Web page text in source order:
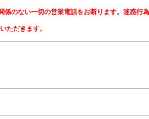
のない一切の営業電話をお断ります。迷惑行
ただきます。